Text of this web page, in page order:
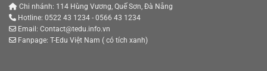
Chi nhánh: 114 Hùng Vương, Quế Sơn, Đà Nẵng
Hotline: 0522 43 1234 - 0566 43 1234
Email: Contact@tedu.info.vn
Fanpage: T-Edu Việt Nam ( có tích xanh)